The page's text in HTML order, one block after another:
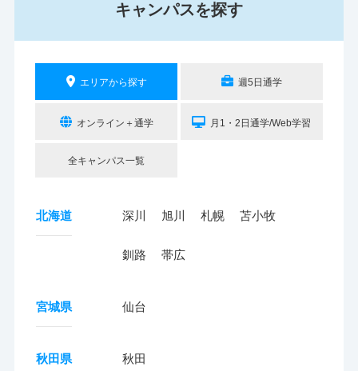
キャンパスを探す
エリアから探す 週5日通学
オンライン＋通学 月1・2日通学/Web学習
全キャンパス一覧
北海道 深川 旭川 札幌 苫小牧
釧路 帯広
宮城県 仙台
秋田県 秋田